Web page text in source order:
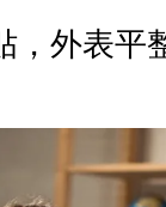
，外表平